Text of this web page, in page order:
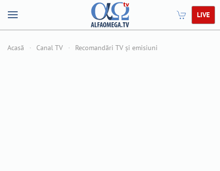
LIVE
Acasă Canal TV Recomandări TV și emisiuni